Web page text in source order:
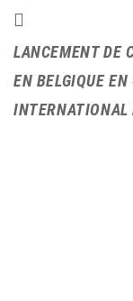
LANCEMENT DE
EN BELGIQUE
INTERNATIONAL